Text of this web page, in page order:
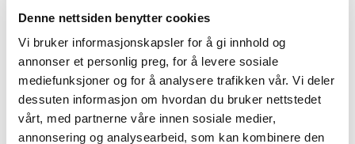
Denne nettsiden benytter cookies
Vi bruker informasjonskapsler for å gi innhold og
annonser et personlig preg, for å levere sosiale
mediefunksjoner og for å analysere trafikken vår. Vi deler
dessuten informasjon om hvordan du bruker nettstedet
vårt, med partnerne våre innen sosiale medier,
annonsering og analysearbeid, som kan kombinere den
For 3 av 4 av oss avsluttes vinterferien
denne uka, mens for resterende
fjerdedel starter den i dag. Vi ønsker
alle en god ferie!
Kilder: Prognosesenteret, Matrikkelen,